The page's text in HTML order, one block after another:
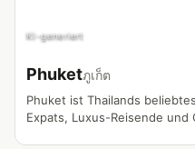
KI-generiert
Phuketภูเก็ต
Phuket ist Thailands
Expats, Luxus-Reisende und